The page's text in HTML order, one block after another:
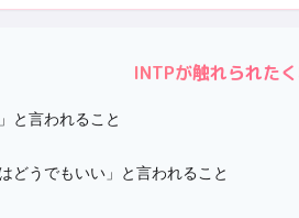
INTPが触れられた
と言われること
どうでもいい」と言われること